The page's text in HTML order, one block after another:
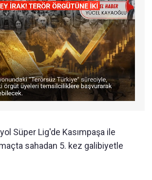
Süper Lig'de Kasımpaşa ile
sahadan 5. kez galibiyetle